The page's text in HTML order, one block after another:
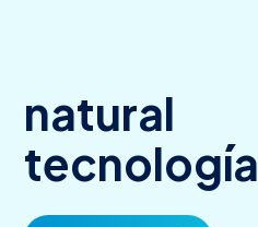
natural
tecnología